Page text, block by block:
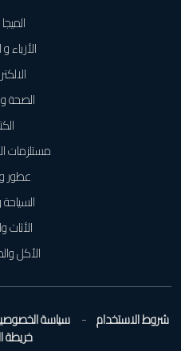
الأزياء
الصحة
مستلزمات
عطور
الأثاث
الأكل
شروط الاستخدام سياسة
خريطة